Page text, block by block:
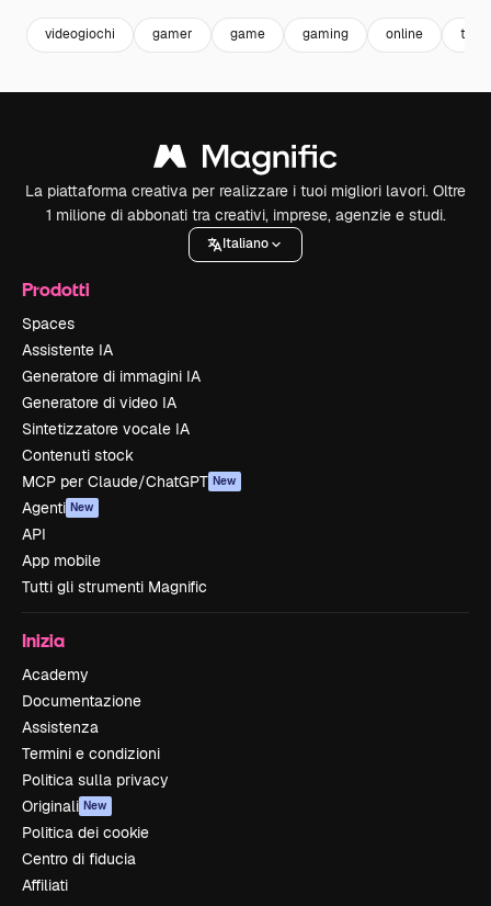
videogiochi gamer game gaming online
La piattaforma creativa per realizzare i tuoi migliori lavori. Oltre
1 milione di abbonati tra creativi, imprese, agenzie e studi.
Italiano
Prodotti
Spaces
Assistente IA
Generatore di immagini IA
Generatore di video IA
Sintetizzatore vocale IA
Contenuti stock
MCP per Claude/ChatGPT New
Agenti New
API
App mobile
Tutti gli strumenti Magnific
Inizia
Academy
Documentazione
Assistenza
Termini e condizioni
Politica sulla privacy
Originali New
Politica dei cookie
Centro di fiducia
Affiliati